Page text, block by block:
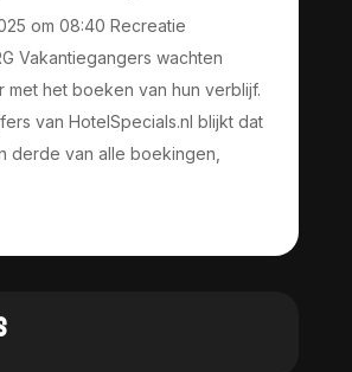
om 08:40 Recreatie
Vakantiegangers wachten
met het boeken van hun verblijf.
van HotelSpecials.nl blijkt dat
derde van alle boekingen,